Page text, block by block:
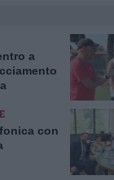
a
con